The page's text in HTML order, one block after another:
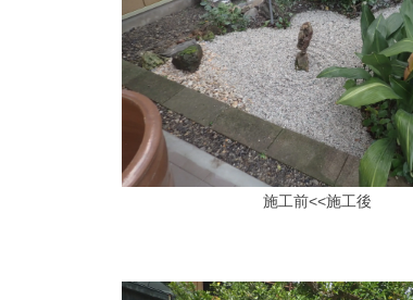
施工前<<施工後